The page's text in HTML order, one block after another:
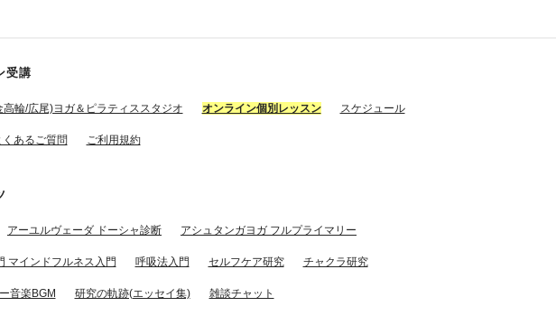
受講
高輪/広尾)ヨガ＆ピラティススタジオ オンライン個別レッスン スケジュール
くあるご質問 ご利用規約
アーユルヴェーダ ドーシャ診断 アシュタンガヨガ フルプライマリー
マインドフルネス入門 呼吸法入門 セルフケア研究 チャクラ研究
音楽BGM 研究の軌跡(エッセイ集) 雑談チャット